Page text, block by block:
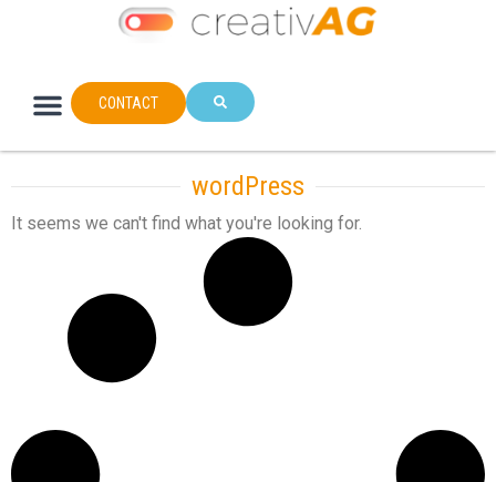
CONTACT
wordPress
It seems we can't find what you're looking for.